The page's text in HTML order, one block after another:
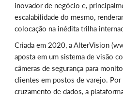
inovador de negócio e,
escalabilidade do mesmo,
colocação na inédita trilha
Criada em 2020, a AlterVision
aposta em um sistema de visão
câmeras de segurança para
clientes em postos de varejo. Por
cruzamento de dados, a